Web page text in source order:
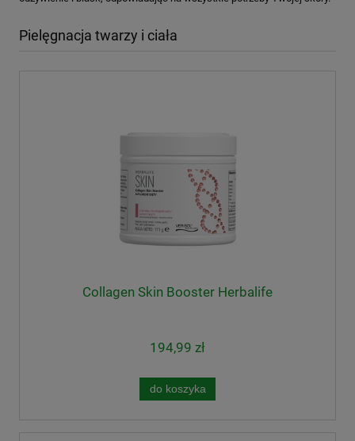
Pielęgnacja twarzy i ciała
Collagen Skin Booster Herbalife
194,99 zł
do koszyka